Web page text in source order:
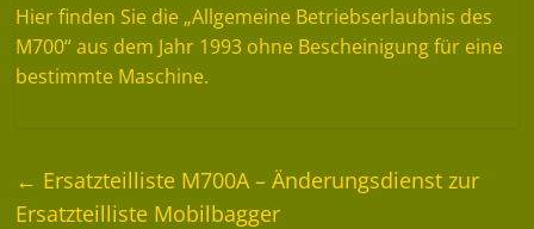
Hier finden Sie die „Allgemeine Betriebserlaubnis des
M700“ aus dem Jahr 1993 ohne Bescheinigung für eine
bestimmte Maschine.
← Ersatzteilliste M700A – Änderungsdienst zur
Ersatzteilliste Mobilbagger